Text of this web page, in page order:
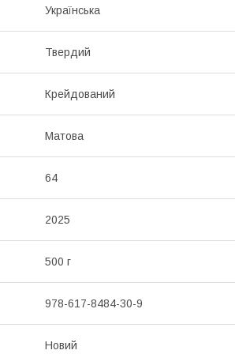
Українська
Твердий
Крейдований
Матова
64
2025
500 г
978-617-8484-30-9
Новий